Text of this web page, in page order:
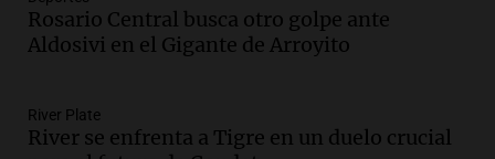
Panorama Federal
Episodios
camiones por más de 24 días
Noticias
Rosario Central busca otro golpe ante
Aldosivi en el Gigante de Arroyito
River Plate
River se enfrenta a Tigre en un duelo crucial